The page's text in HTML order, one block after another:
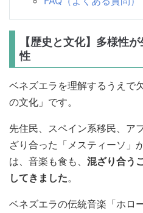
【歴史と文化】多様性
性
ベネズエラを理解するうえで
の文化」です。
先住民、スペイン系移民、ア
ざり合った「メスティーソ」
は、音楽も食も、 混ざり合う
してきました。
ベネズエラの伝統音楽「ホロ